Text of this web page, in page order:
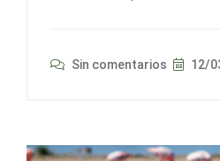
Sin comentarios 12/